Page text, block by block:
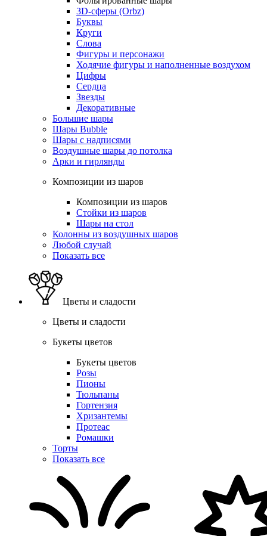
3D-сферы (Orbz)
Буквы
Круги
Слова
Фигуры и персонажи
Ходячие фигуры и наполненные воздухом
Цифры
Сердца
Звезды
Декоративные
Большие шары
Шары Bubble
Шары с надписями
Воздушные шары до потолка
Арки и гирлянды
Композиции из шаров
Композиции из шаров
Стойки из шаров
Шары на стол
Колонны из воздушных шаров
Любой случай
Показать все
Цветы и сладости
Цветы и сладости
Букеты цветов
Букеты цветов
Розы
Пионы
Тюльпаны
Гортензия
Хризантемы
Протеас
Ромашки
Торты
Показать все